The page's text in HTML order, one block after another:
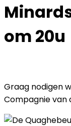
om 20u
Graag nodigen
Compagnie van